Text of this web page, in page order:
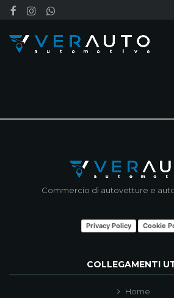
Commercio di autovetture e
Privacy Policy Cookie
COLLEGAMENTI
Home